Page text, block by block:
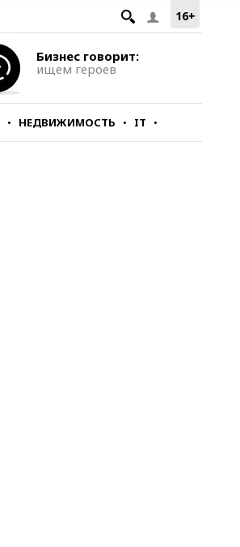
16+
Бизнес говорит:
ищем героев
НЕДВИЖИМОСТЬ IT